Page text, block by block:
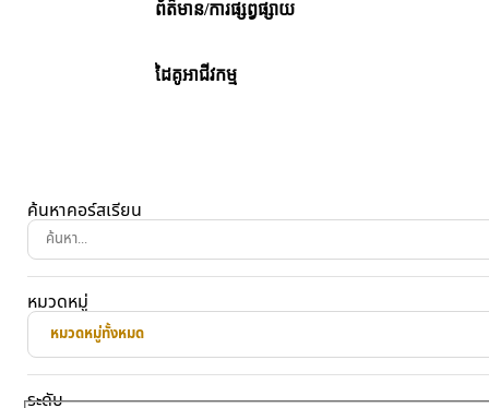
ព័ត៌មាន/ការផ្សព្វផ្សាយ
ដៃគូអាជីវកម្ម
ค้นหาคอร์สเรียน
หมวดหมู่
หมวดหมู่ทั้งหมด
ระดับ